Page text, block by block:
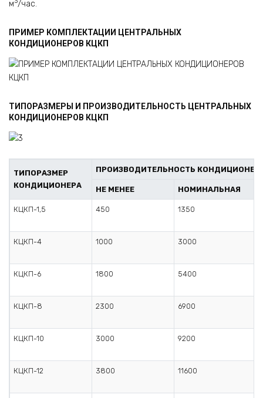
м /час.
ПРИМЕР КОМПЛЕКТАЦИИ ЦЕНТРАЛЬНЫХ
КОНДИЦИОНЕРОВ КЦКП
ТИПОРАЗМЕРЫ И ПРОИЗВОДИТЕЛЬНОСТЬ ЦЕНТРАЛЬНЫХ
КОНДИЦИОНЕРОВ КЦКП
ТИПОРАЗМЕР
КОНДИЦИОНЕРА
ПРОИЗВОДИТЕЛЬНОСТЬ
НЕ МЕНЕЕ НОМИНАЛЬНАЯ
КЦКП-1,5 450 1350
КЦКП-4 1000 3000
КЦКП-6 1800 5400
КЦКП-8 2300 6900
КЦКП-10 3000 9200
КЦКП-12 3800 11600